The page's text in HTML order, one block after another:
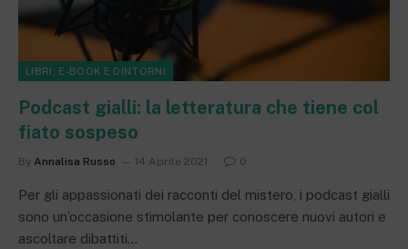
LIBRI, E-BOOK E DINTORNI
Podcast gialli: la letteratura che tiene col
fiato sospeso
By Annalisa Russo 14 Aprile 2021 0
Per gli appassionati dei racconti del mistero, i podcast gialli
sono un’occasione stimolante per conoscere nuovi autori e
ascoltare dibattiti…